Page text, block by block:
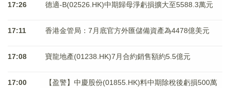
17:26 德適-B(02526.HK)中期歸母淨虧損擴大至5588.3萬元
17:11 香港金管局：7月底官方外匯儲備資產為4478億美元
17:08 寶龍地產(01238.HK)7月合約銷售額約5.5億元
17:00
【盈警】中慶股份(01855.HK)料中期除稅後虧損500萬